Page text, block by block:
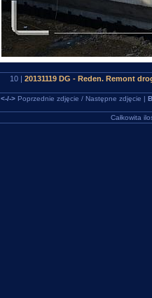
10 | 20131119 DG - Reden. Remont
<-/->Poprzednie zdjęcie / Następne zdjęcie |
Całkowita